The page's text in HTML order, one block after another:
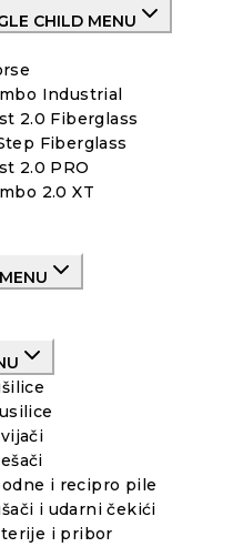
CHILD MENU
Industrial
2.0 Fiberglass
Fiberglass
2.0 PRO
2.0 XT
i recipro pile
i udarni čekići
i pribor